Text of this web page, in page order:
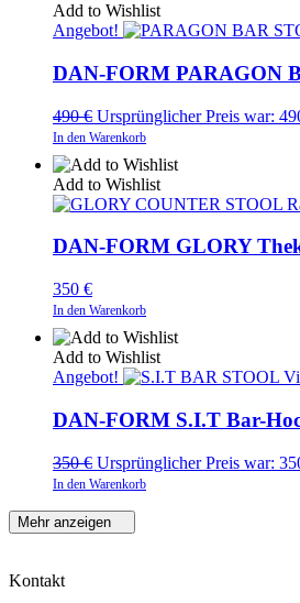
Add to Wishlist
Angebot!
DAN-FORM PARAGON
490€ Ursprünglicher Preis war:
In den Warenkorb
Add to Wishlist
DAN-FORM GLORY
350 €
In den Warenkorb
Add to Wishlist
Angebot!
DAN-FORM S.I.T Bar-
350€ Ursprünglicher Preis war:
In den Warenkorb
Mehr anzeigen
Kontakt